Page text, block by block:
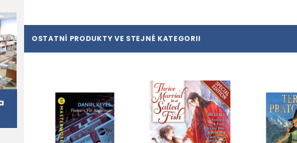
OSTATNÍ PRODUKTY VE STEJNÉ KATEGORII